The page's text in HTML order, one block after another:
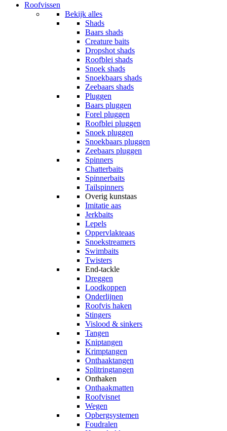
Roofvissen
Bekijk alles
Shads
Baars shads
Creature baits
Dropshot shads
Roofblei shads
Snoek shads
Snoekbaars shads
Zeebaars shads
Pluggen
Baars pluggen
Forel pluggen
Roofblei pluggen
Snoek pluggen
Snoekbaars pluggen
Zeebaars pluggen
Spinners
Chatterbaits
Spinnerbaits
Tailspinners
Overig kunstaas
Imitatie aas
Jerkbaits
Lepels
Oppervlakteaas
Snoekstreamers
Swimbaits
Twisters
End-tackle
Dreggen
Loodkoppen
Onderlijnen
Roofvis haken
Stingers
Vislood & sinkers
Tangen
Kniptangen
Krimptangen
Onthaaktangen
Splitringtangen
Onthaken
Onthaakmatten
Roofvisnet
Wegen
Opbergsystemen
Foudralen